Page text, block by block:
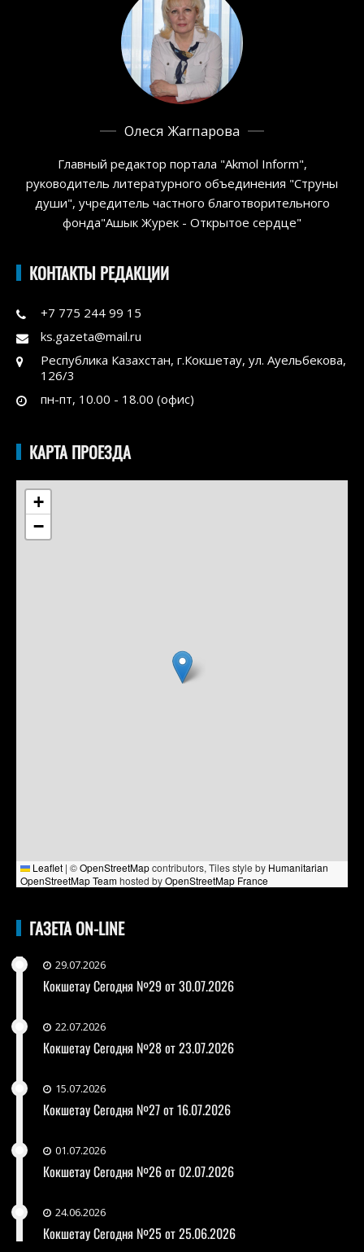
Олеся Жагпарова
Главный редактор портала "Akmol Inform",
руководитель литературного объединения "Струны
души", учредитель частного благотворительного
фонда"Ашык Журек - Открытое сердце"
КОНТАКТЫ РЕДАКЦИИ
+7 775 244 99 15
ks.gazeta@mail.ru
Республика Казахстан, г.Кокшетау, ул. Ауельбекова,
126/3
пн-пт, 10.00 - 18.00 (офис)
КАРТА ПРОЕЗДА
+
−
Leaflet | ©OpenStreetMapcontributors, Tiles style by Humanitarian
OpenStreetMap Teamhosted byOpenStreetMap France
ГАЗЕТА ON-LINE
29.07.2026
Кокшетау Сегодня №29 от 30.07.2026
22.07.2026
Кокшетау Сегодня №28 от 23.07.2026
15.07.2026
Кокшетау Сегодня №27 от 16.07.2026
01.07.2026
Кокшетау Сегодня №26 от 02.07.2026
24.06.2026
Кокшетау Сегодня №25 от 25.06.2026